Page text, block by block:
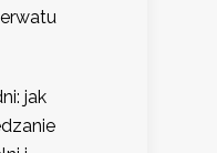
jak